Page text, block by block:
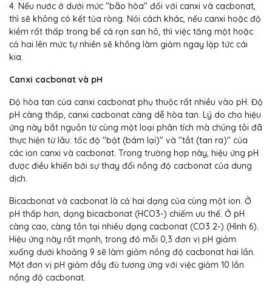
4. Nếu nước ở dưới mức "bão hòa" đối với canxi và cacbonat,
thì sẽ không có kết tủa ròng. Nói cách khác, nếu canxi hoặc độ
kiềm rất thấp trong bể cá rạn san hô, thì việc tăng một hoặc
cả hai lên mức tự nhiên sẽ không làm giảm ngay lập tức cái
kia.
Canxi cacbonat và pH
Độ hòa tan của canxi cacbonat phụ thuộc rất nhiều vào pH. Độ
pH càng thấp, canxi cacbonat càng dễ hòa tan. Lý do cho hiệu
ứng này bắt nguồn từ cùng một loại phân tích mà chúng tôi đã
thực hiện từ lâu: tốc độ "bật (bám lại)" và "tắt (tan ra)" của
các ion canxi và cacbonat. Trong trường hợp này, hiệu ứng pH
được điều khiển bởi sự thay đổi nồng độ cacbonat của dung
dịch.
Bicacbonat và cacbonat là cả hai dạng của cùng một ion. Ở
pH thấp hơn, dạng bicacbonat (HCO3-) chiếm ưu thế. Ở pH
càng cao, càng tồn tại nhiều dạng cacbonat (CO3 2-) (Hình 6).
Hiệu ứng này rất mạnh, trong đó mỗi 0,3 đơn vị pH giảm
xuống dưới khoảng 9 sẽ làm giảm nồng độ cacbonat hai lần.
Một đơn vị pH giảm đầy đủ tương ứng với việc giảm 10 lần
nồng độ cacbonat.